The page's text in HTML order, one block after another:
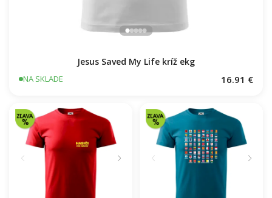
Jesus Saved My Life kríž ekg
NA SKLADE 16.91 €